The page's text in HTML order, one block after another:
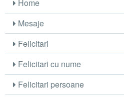
Home
Mesaje
Felicitari
Felicitari cu nume
Felicitari persoane